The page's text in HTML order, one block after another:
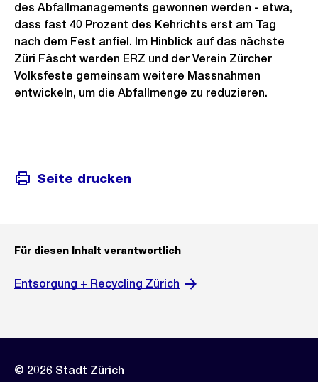
des Abfallmanagements gewonnen werden - etwa,
dass fast 40 Prozent des Kehrichts erst am Tag
nach dem Fest anfiel. Im Hinblick auf das nächste
Züri Fäscht werden ERZ und der Verein Zürcher
Volksfeste gemeinsam weitere Massnahmen
entwickeln, um die Abfallmenge zu reduzieren.
Seite drucken
Für diesen Inhalt verantwortlich
Entsorgung + Recycling Zürich
© 2026 Stadt Zürich